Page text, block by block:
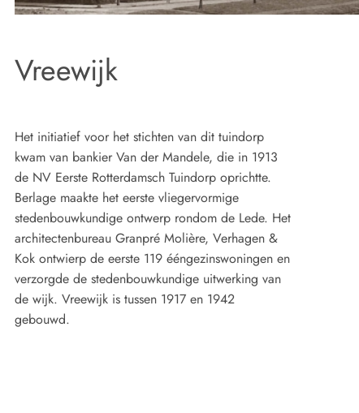
Vreewijk
Het initiatief voor het stichten van dit tuindorp
kwam van bankier Van der Mandele, die in 1913
de NV Eerste Rotterdamsch Tuindorp oprichtte.
Berlage maakte het eerste vliegervormige
stedenbouwkundige ontwerp rondom de Lede. Het
architectenbureau Granpré Molière, Verhagen &
Kok ontwierp de eerste 119 ééngezinswoningen en
verzorgde de stedenbouwkundige uitwerking van
de wijk. Vreewijk is tussen 1917 en 1942
gebouwd.